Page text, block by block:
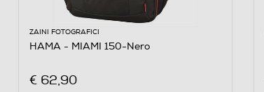
ZAINI FOTOGRAFICI
HAMA - MIAMI 150-Nero
€ 62,90